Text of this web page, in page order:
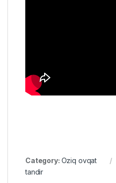
Category: Oziq ovqat
tandir